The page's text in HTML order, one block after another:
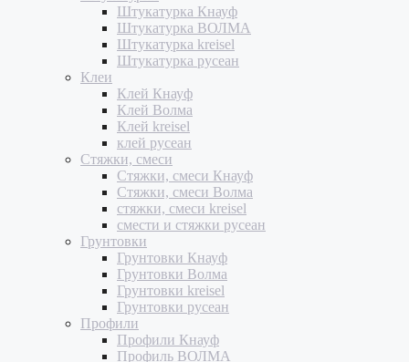
Штукатурка Кнауф
Штукатурка ВОЛМА
Штукатурка kreisel
Штукатурка русеан
Клеи
Клей Кнауф
Клей Волма
Клей kreisel
клей русеан
Стяжки, смеси
Стяжки, смеси Кнауф
Стяжки, смеси Волма
стяжки, смеси kreisel
смести и стяжки русеан
Грунтовки
Грунтовки Кнауф
Грунтовки Волма
Грунтовки kreisel
Грунтовки русеан
Профили
Профили Кнауф
Профиль ВОЛМА